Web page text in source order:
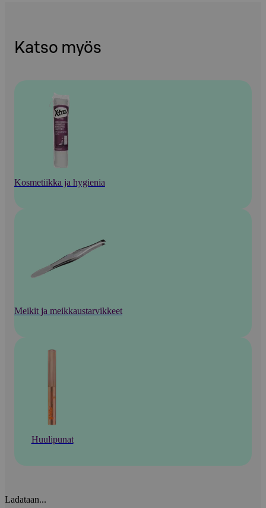
Katso myös
Kosmetiikka ja hygienia
Meikit ja meikkaustarvikkeet
Huulipunat
Ladataan...